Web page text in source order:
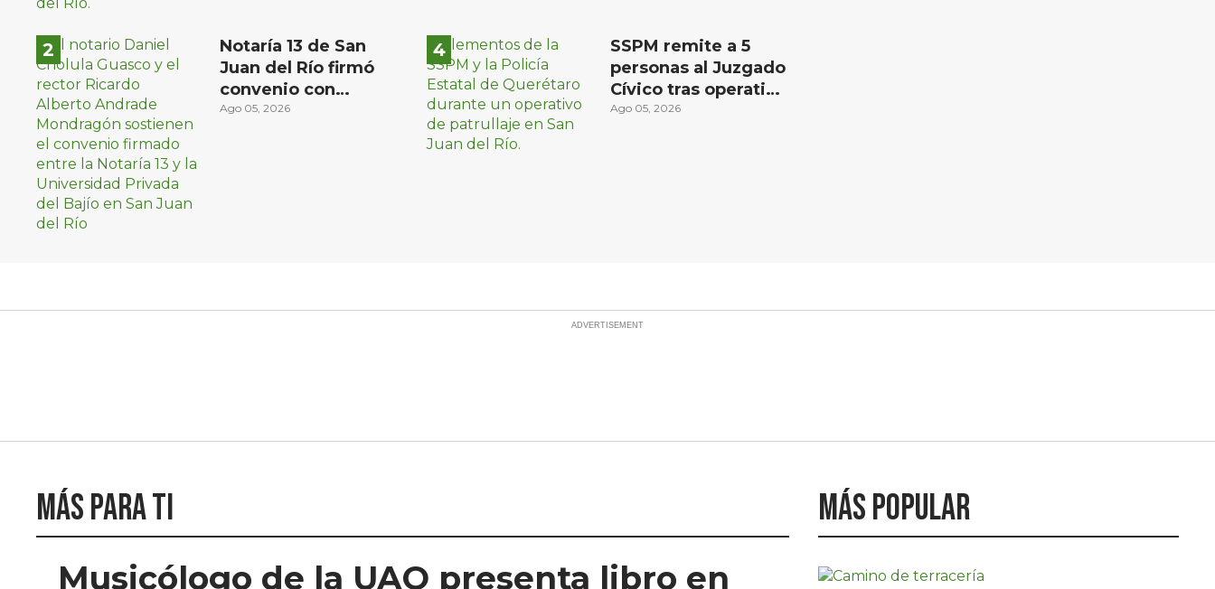
Notaría 13 de San
Juan del Río firmó
convenio con
Universidad Privada
Ago 05, 2026
SSPM remite a 5
personas al Juzgado
Cívico tras operativo
en San Juan del Río
Ago 05, 2026
Más para ti
Musicólogo de la UAQ presenta libro en
Más popular